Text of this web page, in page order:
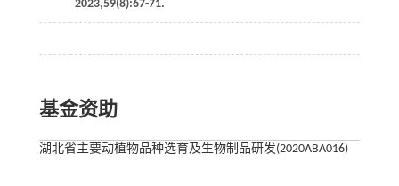
2023,59(8):67-71.
基金资助
湖北省主要动植物品种选育及生物制品研发(2020ABA016)